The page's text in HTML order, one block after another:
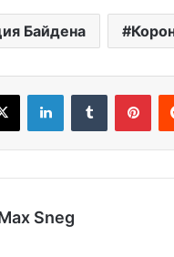
Байдена
Sneg